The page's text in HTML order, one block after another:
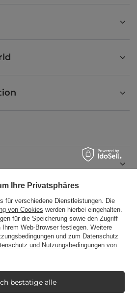
Ihre Privatsphäres
für verschiedene Dienstleistungen. Die
von Cookies werden hierbei eingehalten.
für die Speicherung sowie den Zugriff
Web-Browser festlegen. Weitere
und zum Datenschutz
und Nutzungsbedingungen von
bestätige alle